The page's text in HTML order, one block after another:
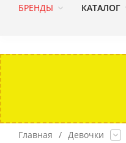
БРЕНДЫ КАТАЛОГ
Главная / Девочки